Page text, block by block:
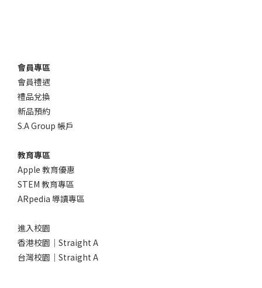
會員專區
會員禮遇
禮品兌換
新品預約
S.A Group 帳戶
教育專區
Apple 教育優惠
STEM 教育專區
ARpedia 導讀專區
進入校園
香港校園｜Straight A
台灣校園｜Straight A